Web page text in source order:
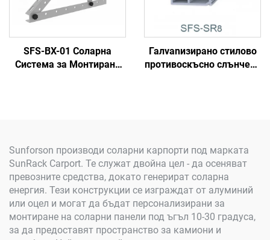
SFS-BX-01 Соларна
Система за Монтиране
Галvanизиранo стилово
противоскъсно слънчево
Sunforson производи соларни карпорти под марката
SunRack Carport. Те служат двойна цел - да осеняват
превозните средства, докато генерират соларна
енергия. Тези конструкции се изграждат от алуминий
или оцел и могат да бъдат персонализирани за
монтиране на соларни панели под ъгъл 10-30 градуса,
за да предоставят пространство за камиони и